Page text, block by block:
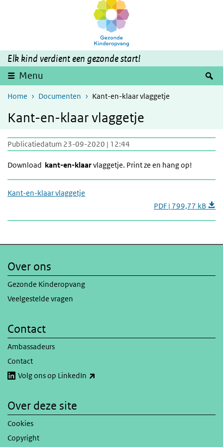
Overslaan en naar de inhoud gaan
Direct naar de hoofdnavigatie
Elk kind verdient een gezonde start!
Menu
Home Documenten Kant-en-klaar vlaggetje
Kant-en-klaar vlaggetje
Publicatiedatum 23-09-2020 | 12:44
Download kant-en-klaarvlaggetje. Print ze en hang op!
Kant-en-klaar vlaggetje
PDF | 799,77 kB
Over ons
Gezonde Kinderopvang
Veelgestelde vragen
Contact
Ambassadeurs
Contact
Volg ons op LinkedIn
Over deze site
Cookies
Copyright